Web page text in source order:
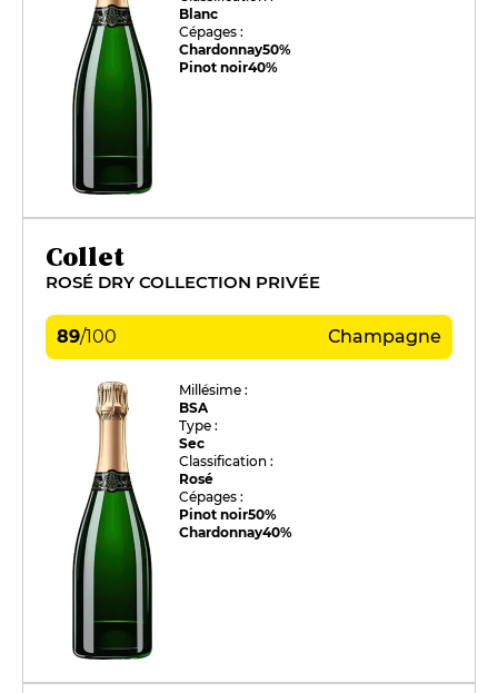
Blanc
Cépages :
Chardonnay50%
Pinot noir40%
Collet
ROSÉ DRY COLLECTION PRIVÉE
89/100 Champagne
Millésime :
BSA
Type :
Sec
Classification :
Rosé
Cépages :
Pinot noir50%
Chardonnay40%